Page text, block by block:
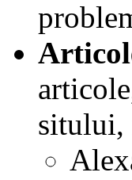
sitului,